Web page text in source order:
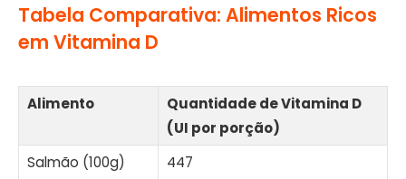
Tabela Comparativa: Alimentos Ricos
em Vitamina D
Alimento
Quantidade de Vitamina D
(UI por porção)
Salmão (100g)
447